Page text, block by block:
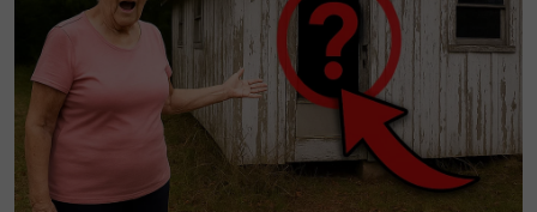
melangkah ke peringkat global.
Di sebalik visi besar ini, AURUM GOLD sebenarnya
diterajui oleh figura yang tidak asing lagi iaitu
Tengku Datuk Dr Hishammuddin Zaizi selaku Co-
Founder dan Pengerusi syarikat.